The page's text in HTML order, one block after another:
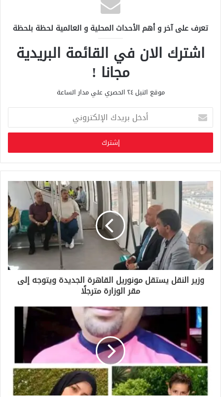
تعرف على آخر و أهم الأحداث المحلية و العالمية لحظة بلحظة
اشترك الان في القائمة البريدية
مجانا !
موقع النيل ٢٤ الحصري علي مدار الساعة
خ
ب
ر
ي
د
ك
ا
ل
إ
ت
ر
وزير النقل يستقل مونوريل القاهرة الجديدة ويتوجه إلى
مقر الوزارة مترجلًا